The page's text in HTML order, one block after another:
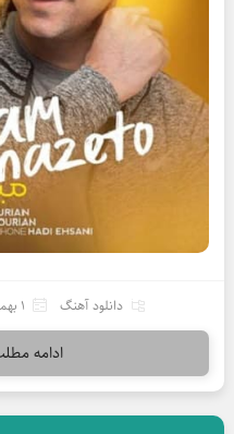
دانلود آهنگ 1 بهمن 1400
ادامه